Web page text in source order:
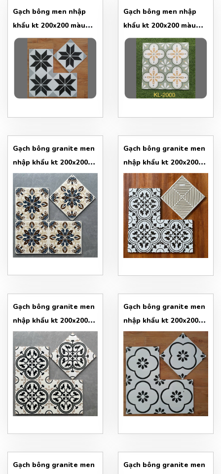
Gạch bông men nhập
khẩu kt 200x200 màu
đen trắng
Gạch bông men nhập
khẩu kt 200x200 màu
sắc
Gạch bông granite men
nhập khẩu kt 200x200
mẫu 1
Gạch bông granite men
nhập khẩu kt 200x200
mẫu 2
Gạch bông granite men
nhập khẩu kt 200x200
mẫu 3
Gạch bông granite men
nhập khẩu kt 200x200
mẫu 4
Gạch bông granite men
Gạch bông granite men